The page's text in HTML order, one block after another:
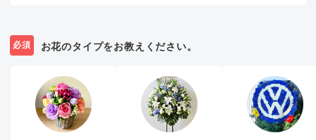
必須 お花のタイプをお教えください。